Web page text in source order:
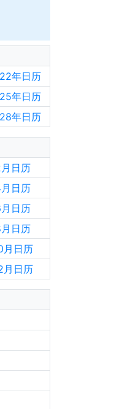
年日历
年日历
年日历
日历
日历
日历
日历
月日历
月日历